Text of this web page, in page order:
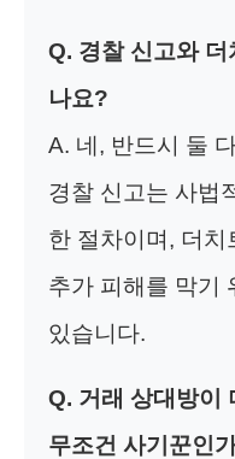
Q. 경찰 신고와
나요?
A. 네, 반드시 둘
경찰 신고는 사법
한 절차이며, 더치
추가 피해를 막기
있습니다.
Q. 거래 상대방이
무조건 사기꾼인